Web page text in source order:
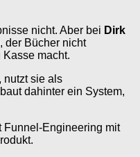
nicht. Aber bei Dirk
der Bücher nicht
macht.
nutzt sie als
dahinter ein System,
Funnel-Engineering mit